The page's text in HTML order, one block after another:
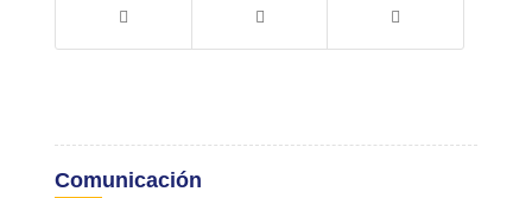
Comunicación